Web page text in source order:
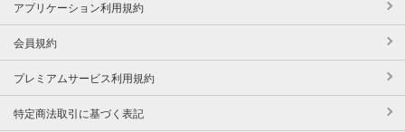
アプリケーション利用規約
会員規約
プレミアムサービス利用規約
特定商法取引に基づく表記